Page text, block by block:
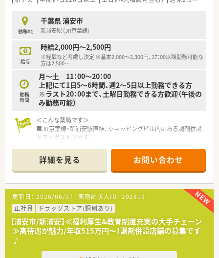
制を通じて様々な職種へキャリアを広げることが可能です。
【こんな取り組みをしています】
■サプリメントバーやヘルスケアラウンジを設け、薬剤師や栄養
士が連携して多角的な視点からお客様の健康を管理していま
す。
■育児休業からの復帰率が96％を達成しており、子育て世代の
薬剤師がキャリアを中断することなく働ける環境を整えていま
す。
■認定薬剤師の取得を推進しており、オンライン学習システムを
活用した費用を会社が全額負担する支援を行っています。
【やりがい/おすすめポイント】
■大手ドラッグストアチェーンの強みを活かし、福利厚生や充実
した各種お祝い、割引制度の恩恵を受けながら働けます。
■アニバーサリー休暇や特別休暇など豊富な休暇制度が整って
おり、大切な記念日や行事を最優先にできる点が魅力です。
■眼科や産婦人科といった専門性の高い処方にじっくり触れる
ことができ、落ち着いた環境でスキルを高めていけます。
勤務地
千葉県 浦安市
新浦安駅 (JR京葉線)
給与
時給2,000円～2,500円
※経験など考慮し決定 ※基本2,000～2,300円、17：00以降勤務可能な
方は2,500…
勤務
時間
月～土 11：00～20：00
上記にて1日5～6時間、週2～5日以上勤務できる方
※ラスト20：00まで、土曜日勤務できる方歓迎（午後の
み勤務可能）
＜こんな薬局です＞
■JR京葉線・新浦安駅直結、ショッピングビル内にある調剤併設
ドラッグストアです。
枚程です。
■ラスト20：00まで勤務できる方を募集しております。1日4時
間以上、週2日以上勤務できる方是非ご応募ください。
平日のみの勤務も可能ですので、土日祝休みをご希望の方にも
おすすめです。
■17：00以降は時給2,500円もご相談可！
高時給希望の方必見の希少なパート募集です。
＜こんな会社です＞
■1935年創業、調剤薬局・調剤併設型ドラッグストア・ドラッグ
■大学病院、総合病院門前からクリニックモールや駅中店舗な
詳細を見る お問い合わせ
更新日： 2026/08/07 薬剤師求人ID： 202819
正社員
ドラッグストア(調剤あり)
【浦安市/新浦安】≪福利厚生&教育制度充実の大手チェーン
≫高待遇が魅力/年収515万円～！調剤併設店舗の募集です
♪